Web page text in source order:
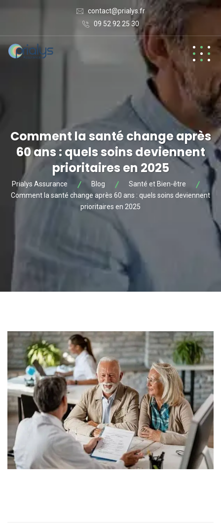
contact@prialys.fr
09 52 92 25 30
Comment la santé change après
60 ans : quels soins deviennent
prioritaires en 2025
Prialys Assurance Blog
Santé et Bien-être
Comment la santé change après 60 ans : quels soins deviennent
prioritaires en 2025